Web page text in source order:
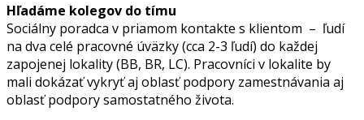
Hľadáme kolegov do tímu
Sociálny poradca v priamom kontakte s klientom – ľudí
na dva celé pracovné úväzky (cca 2-3 ľudí) do každej
zapojenej lokality (BB, BR, LC). Pracovníci v lokalite by
mali dokázať vykryť aj oblasť podpory zamestnávania aj
oblasť podpory samostatného života.